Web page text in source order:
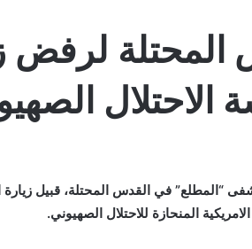
لرفض
الاحتلال
“المطلع” في القدس المحتلة، قبيل زيارة
المنحازة للاحتلال الصهيوني.